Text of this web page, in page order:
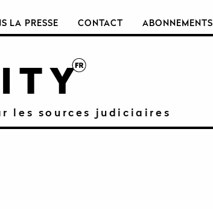
LA PRESSE CONTACT ABONNEMENTS
les sources judiciaires